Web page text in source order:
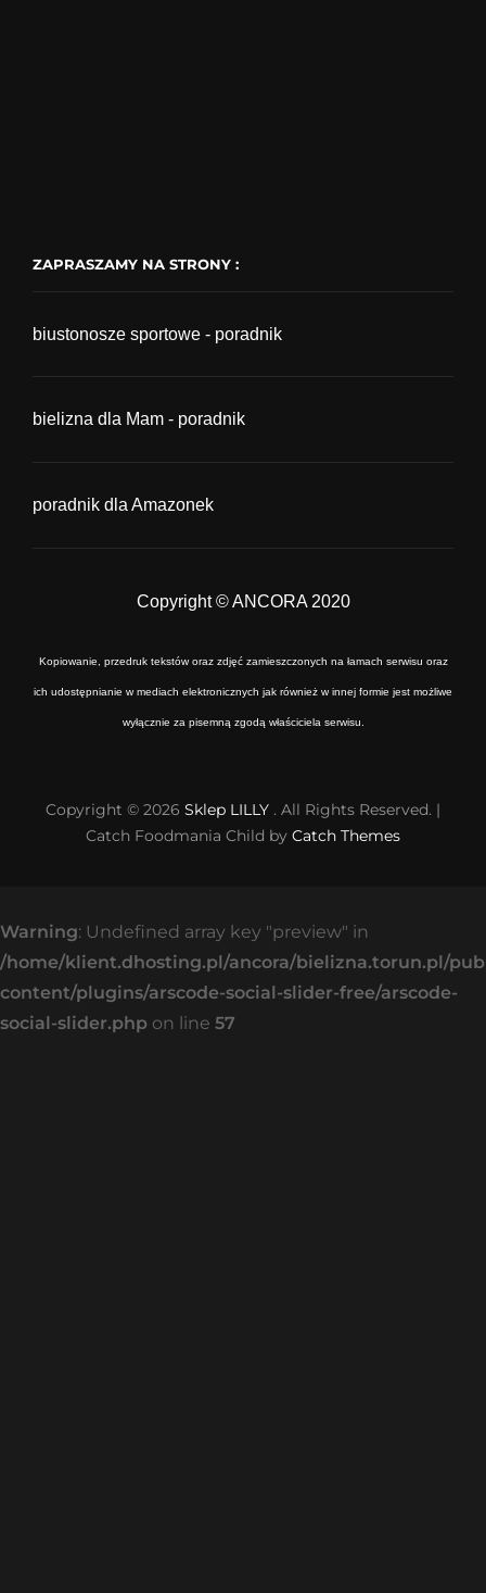
ZAPRASZAMY NA STRONY :
biustonosze sportowe - poradnik
bielizna dla Mam - poradnik
poradnik dla Amazonek
Copyright © ANCORA 2020
Kopiowanie, przedruk tekstów oraz zdjęć zamieszczonych na łamach serwisu oraz
ich udostępnianie w mediach elektronicznych jak również w innej formie jest możliwe
wyłącznie za pisemną zgodą właściciela serwisu.
Copyright © 2026 Sklep LILLY . All Rights Reserved. |
Catch Foodmania Child by Catch Themes
Warning: Undefined array key "preview" in
/home/klient.dhosting.pl/ancora/bielizna.torun.pl/
content/plugins/arscode-social-slider-free/arscode-
social-slider.php on line 57